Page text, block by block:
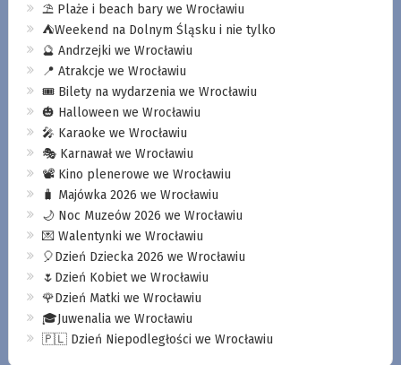
⛱️ Plaże i beach bary we Wrocławiu
⛺️Weekend na Dolnym Śląsku i nie tylko
🔮 Andrzejki we Wrocławiu
📍 Atrakcje we Wrocławiu
🎟️ Bilety na wydarzenia we Wrocławiu
🎃 Halloween we Wrocławiu
🎤 Karaoke we Wrocławiu
🎭 Karnawał we Wrocławiu
📽️ Kino plenerowe we Wrocławiu
🧳 Majówka 2026 we Wrocławiu
🌙 Noc Muzeów 2026 we Wrocławiu
💌 Walentynki we Wrocławiu
🎈Dzień Dziecka 2026 we Wrocławiu
🌷Dzień Kobiet we Wrocławiu
🌹Dzień Matki we Wrocławiu
🎓Juwenalia we Wrocławiu
🇵🇱 Dzień Niepodległości we Wrocławiu